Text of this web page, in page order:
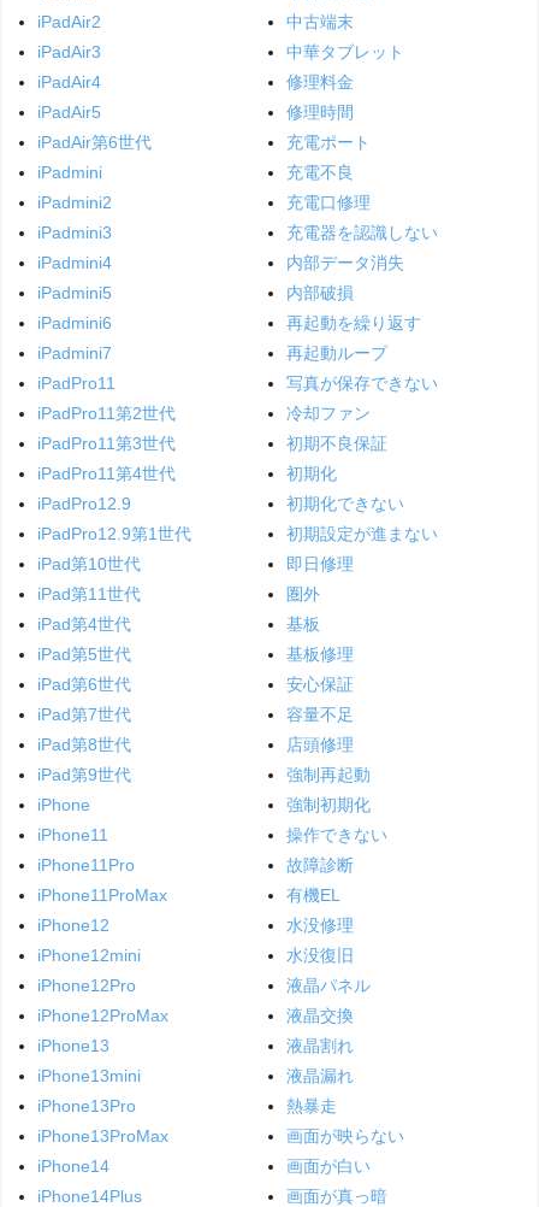
iPadAir2
iPadAir3
iPadAir4
iPadAir5
iPadAir第6世代
iPadmini
iPadmini2
iPadmini3
iPadmini4
iPadmini5
iPadmini6
iPadmini7
iPadPro11
iPadPro11第2世代
iPadPro11第3世代
iPadPro11第4世代
iPadPro12.9
iPadPro12.9第1世代
iPad第10世代
iPad第11世代
iPad第4世代
iPad第5世代
iPad第6世代
iPad第7世代
iPad第8世代
iPad第9世代
iPhone
iPhone11
iPhone11Pro
iPhone11ProMax
iPhone12
iPhone12mini
iPhone12Pro
iPhone12ProMax
iPhone13
iPhone13mini
iPhone13Pro
iPhone13ProMax
iPhone14
iPhone14Plus
中古端末
中華タブレット
修理料金
修理時間
充電ポート
充電不良
充電口修理
充電器を認識しない
内部データ消失
内部破損
再起動を繰り返す
再起動ループ
写真が保存できない
冷却ファン
初期不良保証
初期化
初期化できない
初期設定が進まない
即日修理
圏外
基板
基板修理
安心保証
容量不足
店頭修理
強制再起動
強制初期化
操作できない
故障診断
有機EL
水没修理
水没復旧
液晶パネル
液晶交換
液晶割れ
液晶漏れ
熱暴走
画面が映らない
画面が白い
画面が真っ暗